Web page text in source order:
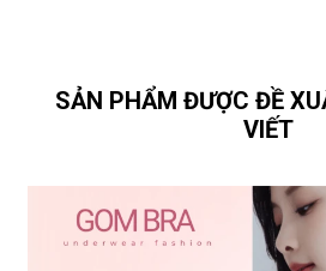
SẢN PHẨM ĐƯỢC ĐỀ
VIẾT